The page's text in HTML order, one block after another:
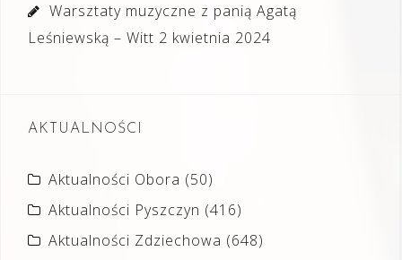
Warsztaty muzyczne z panią Agatą
Leśniewską – Witt 2 kwietnia 2024
AKTUALNOŚCI
Aktualności Obora (50)
Aktualności Pyszczyn (416)
Aktualności Zdziechowa (648)